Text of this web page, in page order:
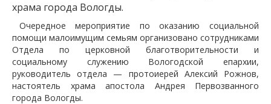
храма города Вологды.
Очередное мероприятие по оказанию социальной
помощи малоимущим семьям организовано сотрудниками
Отдела по церковной благотворительности и
социальному служению Вологодской епархии,
руководитель отдела — протоиерей Алексий Рожнов,
настоятель храма апостола Андрея Первозванного
города Вологды.